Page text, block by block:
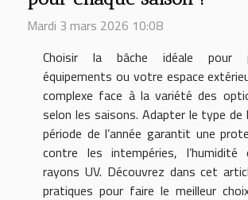
Mardi 3 mars 2026 10:08
Choisir la bâche idéale pour
équipements ou votre espace
complexe face à la variété des
selon les saisons. Adapter le type de
période de l’année garantit une
contre les intempéries,
rayons UV. Découvrez dans cet
pratiques pour faire le meilleur